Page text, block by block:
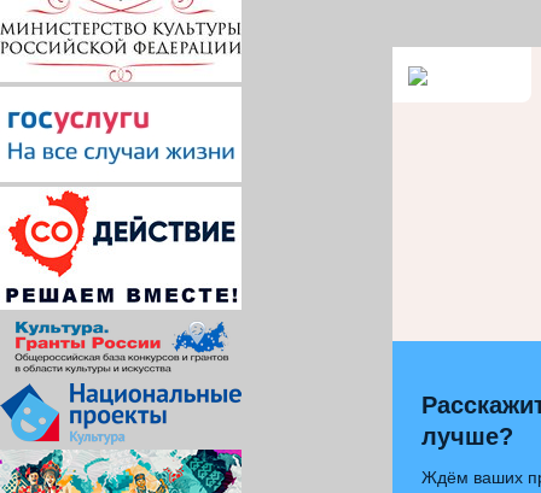
лучше?
Ждём ваших